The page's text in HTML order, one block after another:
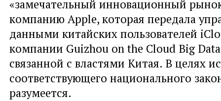
«замечательный инновационный
компанию Apple, которая передала
данными китайских пользователей
компании Guizhou on the Cloud Big
связанной с властями Китая. В целях
соответствующего национального
разумеется.